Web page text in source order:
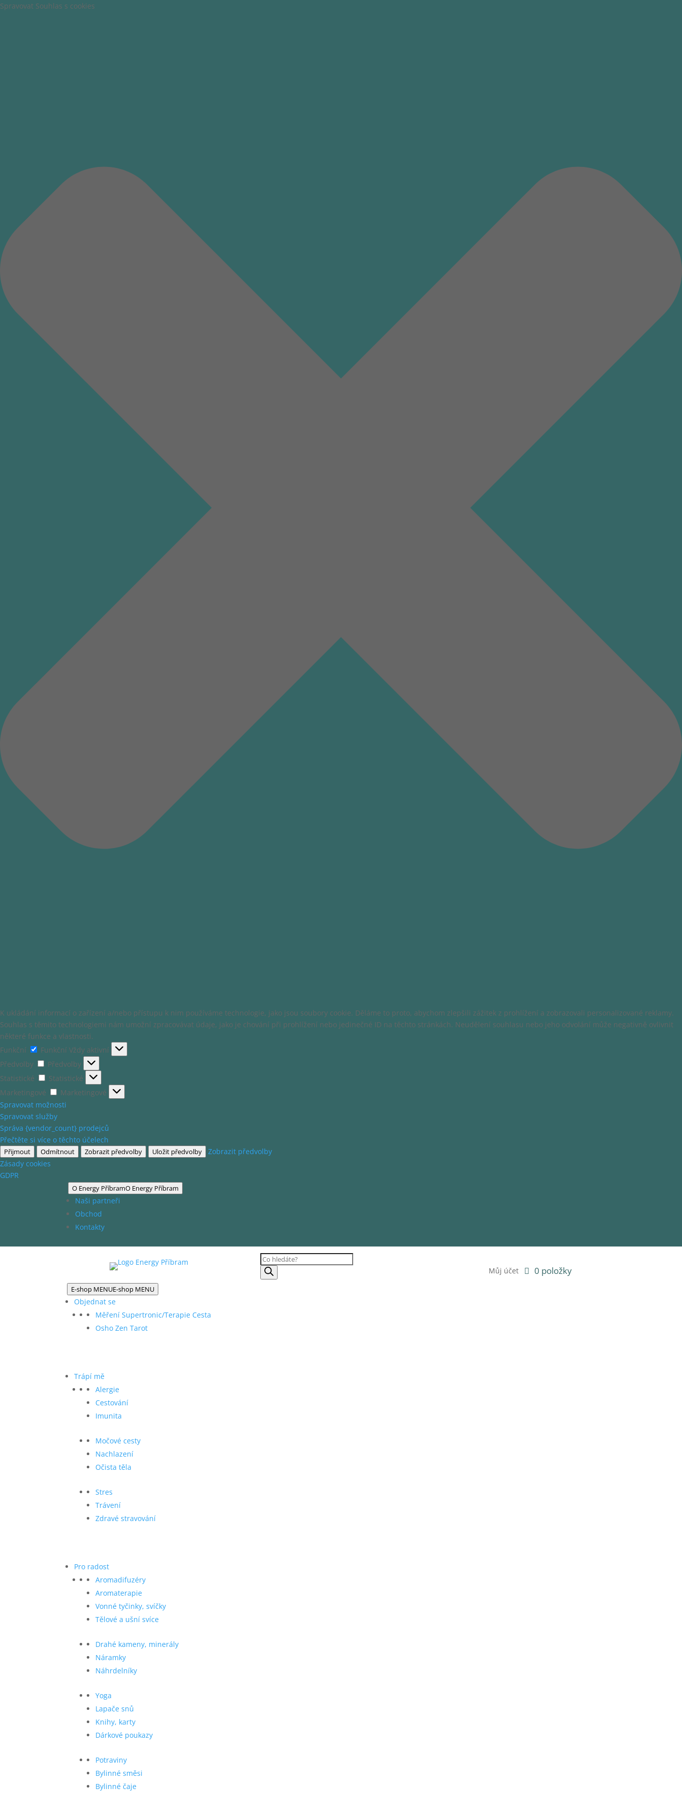
Spravovat Souhlas s cookies
K ukládání informací o zařízení a/nebo přístupu k nim používáme technologie, jako jsou soubory cookie. Děláme to proto, abychom zlepšili zážitek z prohlížení a zobrazovali personalizované reklamy.
Souhlas s těmito technologiemi nám umožní zpracovávat údaje, jako je chování při prohlížení nebo jedinečné ID na těchto stránkách. Neudělení souhlasu nebo jeho odvolání může negativně ovlivnit
některé funkce a vlastnosti.
Funkční
Funkční Vždy aktivní
Předvolby
Předvolby
Statistické
Statistické
Marketingové
Marketingové
Spravovat možnosti
Spravovat služby
Správa {vendor_count} prodejců
Přečtěte si více o těchto účelech
Přijmout Odmítnout Zobrazit předvolby Uložit předvolby
Zobrazit předvolby
Zásady cookies
GDPR
O Energy PříbramO Energy Příbram
Naši partneři
Obchod
Kontakty
Products
search
Můj účet 0 položky
E-shop MENUE-shop MENU
Objednat se
Měření Supertronic/Terapie Cesta
Osho Zen Tarot
Trápí mě
Alergie
Cestování
Imunita
Močové cesty
Nachlazení
Očista těla
Stres
Trávení
Zdravé stravování
Pro radost
Aromadifuzéry
Aromaterapie
Vonné tyčinky, svíčky
Tělové a ušní svíce
Drahé kameny, minerály
Náramky
Náhrdelníky
Yoga
Lapače snů
Knihy, karty
Dárkové poukazy
Potraviny
Bylinné směsi
Bylinné čaje